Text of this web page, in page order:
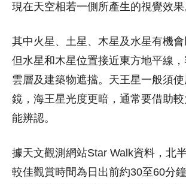
現在天空相若一側所產生的視覺效果
其中火星、土星、木星及水星有機會
但水星和木星位置接近東方地平線，
雲層及建築物遮擋。天王星一般須
鏡，海王星光度更暗，通常要借助
能辨認。
據天文觀測網站Star Walk資料，北
較佳觀賞時間為日出前約30至60分